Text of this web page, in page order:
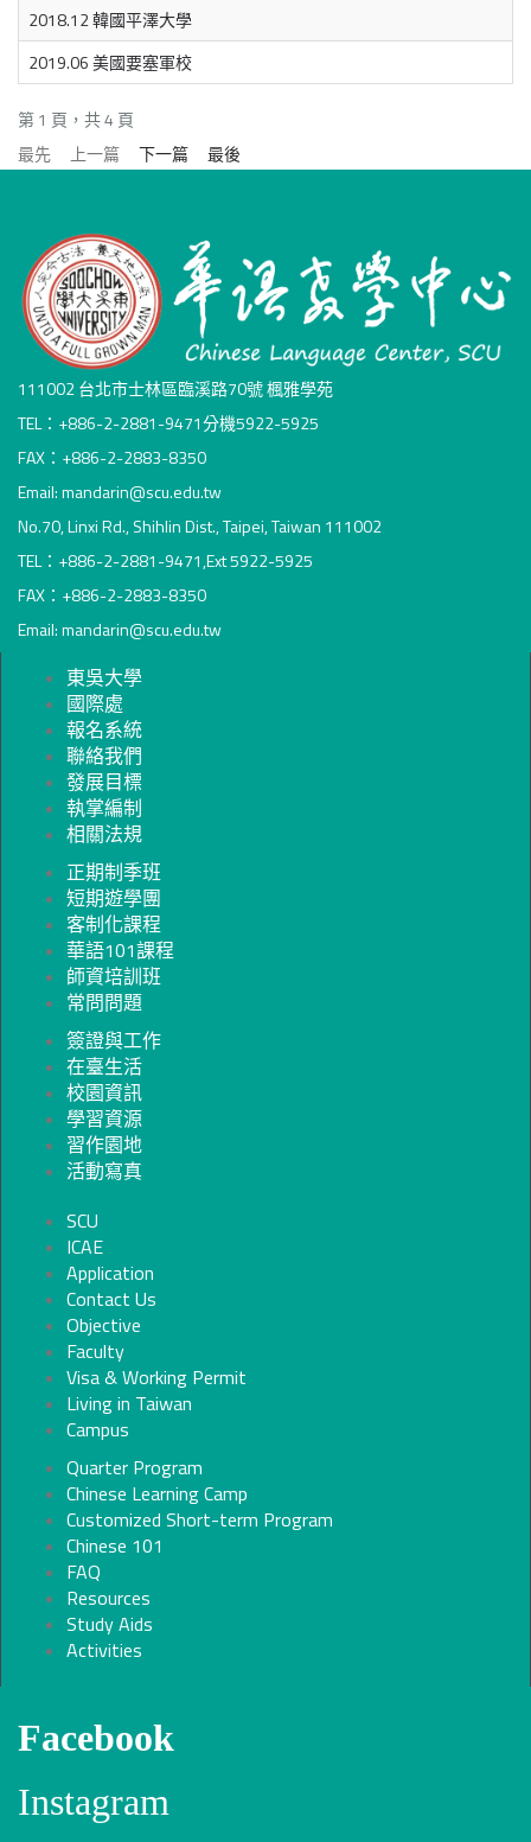
2018.12 韓國平澤大學
2019.06 美國要塞軍校
第 1 頁，共 4 頁
最先
上一篇 下一篇 最後
111002 台北市士林區臨溪路70號 楓雅學苑
TEL：+886-2-2881-9471分機5922-5925
FAX：+886-2-2883-8350
Email: mandarin@scu.edu.tw
No.70, Linxi Rd., Shihlin Dist., Taipei, Taiwan 111002
TEL：+886-2-2881-9471,Ext 5922-5925
FAX：+886-2-2883-8350
Email: mandarin@scu.edu.tw
東吳大學
國際處
報名系統
聯絡我們
發展目標
執掌編制
相關法規
正期制季班
短期遊學團
客制化課程
華語101課程
師資培訓班
常問問題
簽證與工作
在臺生活
校園資訊
學習資源
習作園地
活動寫真
SCU
ICAE
Application
Contact Us
Objective
Faculty
Visa & Working Permit
Living in Taiwan
Campus
Quarter Program
Chinese Learning Camp
Customized Short-term Program
Chinese 101
FAQ
Resources
Study Aids
Activities
Facebook
Instagram